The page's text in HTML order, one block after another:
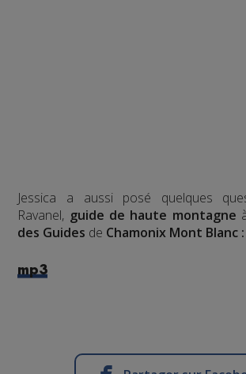
Jessica a aussi posé quelques
Ravanel, guide de haute montagne
des Guides de Chamonix Mont Blanc :
mp3